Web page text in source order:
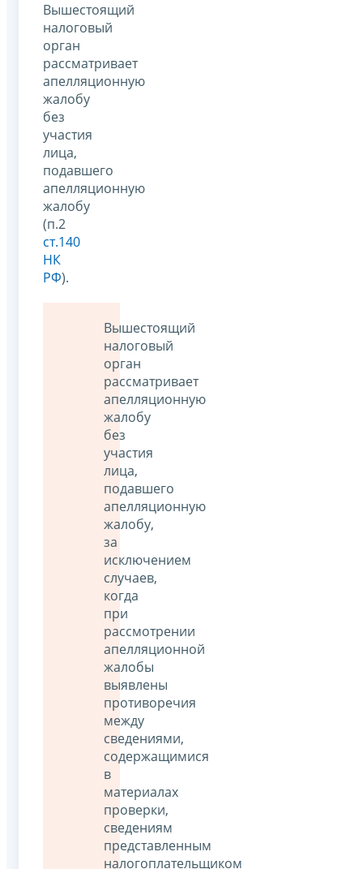
Вышестоящий
налоговый
орган
рассматривает
апелляционную
жалобу
без
участия
лица,
подавшего
апелляционную
жалобу
(п.2
ст.140
НК
РФ).
Вышестоящий
налоговый
орган
рассматривает
апелляционную
жалобу
без
участия
лица,
подавшего
апелляционную
жалобу,
за
исключением
случаев,
когда
при
рассмотрении
апелляционной
жалобы
выявлены
противоречия
между
сведениями,
содержащимися
в
материалах
проверки,
сведениям
представленным
налогоплательщиком